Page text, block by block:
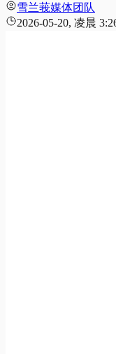
雪兰莪媒体团队
2026-05-20, 凌晨